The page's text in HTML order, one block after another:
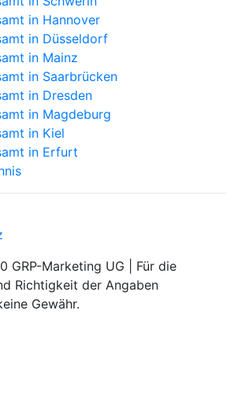
in Hannover
in Düsseldorf
in Mainz
in Saarbrücken
in Dresden
in Magdeburg
in Kiel
in Erfurt
Marketing UG | Für die
Richtigkeit der Angaben
Gewähr.